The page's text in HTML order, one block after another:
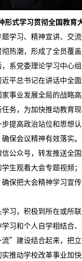
形式学习贯彻全国教育
习、精神宣讲、交流
热潮，形成了全员覆盖
党委理论学习中心组
平总书记在讲话中全
事业发展全局的战略
务，为加快推动教育
提高政治站位和思想
保会议精神有效落实。
众号，转发推送全国
生观看大会专题视频
保把大会精神学习宣
，积极到所在或所联
习和个人自学相结合
”建设结合起来，把立
推动学校改革事业加快